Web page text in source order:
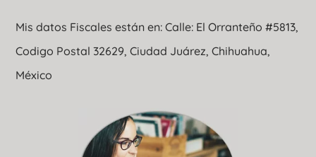
Mis datos Fiscales están en: Calle: El Orranteño #5813,
Codigo Postal 32629, Ciudad Juárez, Chihuahua,
México